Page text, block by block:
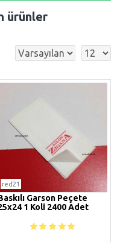
ürünler
red21
Garson Peçete
1 Koli 2400 Adet